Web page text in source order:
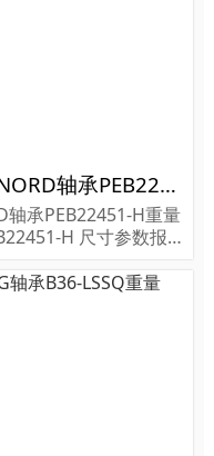
PEB22451-H轴承参数,REXNORD轴承PEB22451-H重量
轴承PEB22451-H重量
H 尺寸参数报